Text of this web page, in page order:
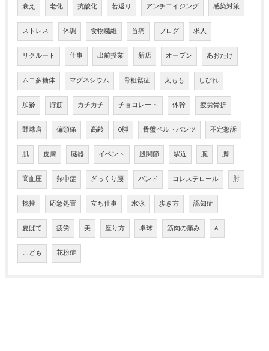
衰え 老化 抗酸化 若返り アンチエイジング 感染対策
ストレス 体調 食物繊維 首痛 ブログ 求人
リクルート 仕事 出前授業 新店 オープン あおたけ
ムコ多糖体 マグネシウム 骨粗鬆症 太もも しびれ
加齢 貯筋 カチカチ チョコレート 体幹 疲労骨折
野球肩 偏頭痛 高齢 O脚 骨盤ベルトパンツ 不定愁訴
肌 皮膚 臓器 イベント 股関節 駅近 腕 脚
高血圧 熱中症 ぎっくり腰 バンド コレステロール 肘
捻挫 応急処置 立ち仕事 水泳 歩き方 認知症
夏ばて 疲労 美 座り方 卓球 筋肉の痛み AI
こども 花粉症